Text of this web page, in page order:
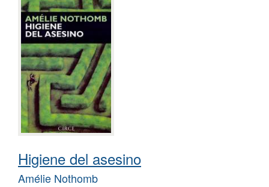
Higiene del asesino
Amélie Nothomb